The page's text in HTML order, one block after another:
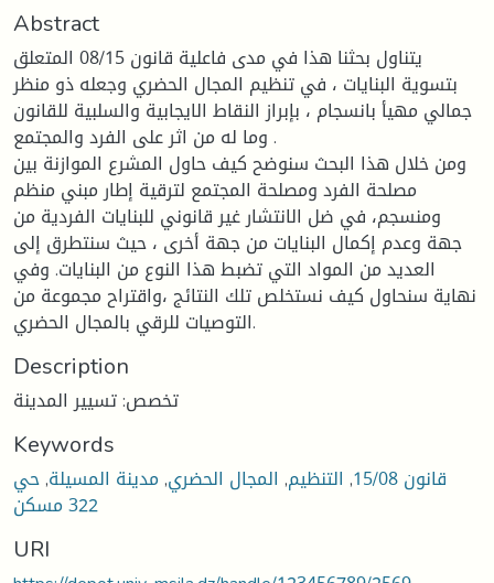
Abstract
يتناول بحثنا هذا في مدى فاعلية قانون 08/15 المتعلق
بتسوية البنايات ، في تنظيم المجال الحضري وجعله ذو منظر
جمالي مهيأ بانسجام ، بإبراز النقاط الايجابية والسلبية للقانون
وما له من اثر على الفرد والمجتمع .
ومن خلال هذا البحث سنوضح كيف حاول المشرع الموازنة بين
مصلحة الفرد ومصلحة المجتمع لترقية إطار مبني منظم
ومنسجم، في ضل الانتشار غير قانوني للبنايات الفردية من
جهة وعدم إكمال البنايات من جهة أخرى ، حيث سنتطرق إلى
العديد من المواد التي تضبط هذا النوع من البنايات. وفي
نهاية سنحاول كيف نستخلص تلك النتائج ،واقتراح مجموعة من
التوصيات للرقي بالمجال الحضري.
Description
تخصص: تسيير المدينة
Keywords
قانون 15/08 , التنظيم, المجال الحضري,مدينة المسيلة,حي
322 مسكن
URI